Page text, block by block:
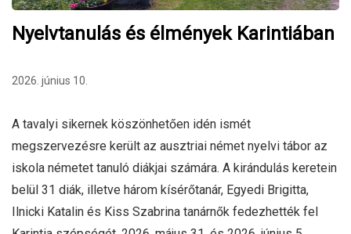
Nyelvtanulás és élmények Karintiában
2026. június 10.
A tavalyi sikernek köszönhetően idén ismét
megszervezésre került az ausztriai német nyelvi tábor az
iskola németet tanuló diákjai számára. A kirándulás keretein
belül 31 diák, illetve három kísérőtanár, Egyedi Brigitta,
Ilnicki Katalin és Kiss Szabrina tanárnők fedezhették fel